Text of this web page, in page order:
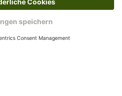
Impressum AGB
Datenschutz